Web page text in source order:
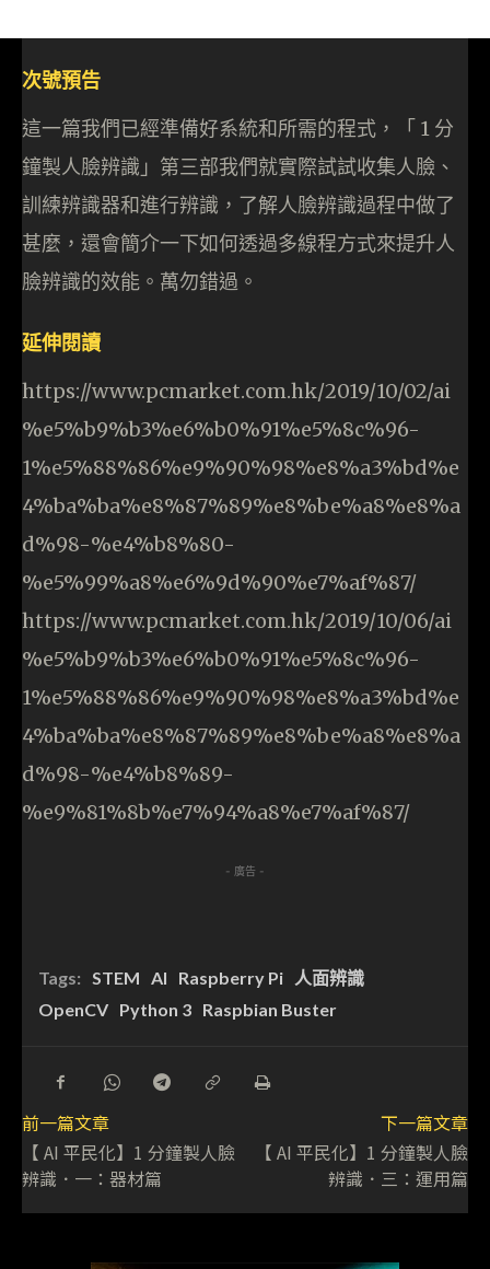
次號預告
這一篇我們已經準備好系統和所需的程式，「 1 分
鐘製人臉辨識」第三部我們就實際試試收集人臉、
訓練辨識器和進行辨識，了解人臉辨識過程中做了
甚麼，還會簡介一下如何透過多線程方式來提升人
臉辨識的效能。萬勿錯過。
延伸閱讀
https://www.pcmarket.com.hk/2019/10/02/ai
%e5%b9%b3%e6%b0%91%e5%8c%96-
1%e5%88%86%e9%90%98%e8%a3%bd%e
4%ba%ba%e8%87%89%e8%be%a8%e8%a
d%98-%e4%b8%80-
%e5%99%a8%e6%9d%90%e7%af%87/
https://www.pcmarket.com.hk/2019/10/06/ai
%e5%b9%b3%e6%b0%91%e5%8c%96-
1%e5%88%86%e9%90%98%e8%a3%bd%e
4%ba%ba%e8%87%89%e8%be%a8%e8%a
d%98-%e4%b8%89-
%e9%81%8b%e7%94%a8%e7%af%87/
- 廣告 -
Tags: STEM AI Raspberry Pi
人面辨識
OpenCV Python 3 Raspbian Buster
前一篇文章
【 AI 平民化】1 分鐘製人臉
辨識．一：器材篇
下一篇文章
【 AI 平民化】1 分鐘製人臉
辨識．三：運用篇